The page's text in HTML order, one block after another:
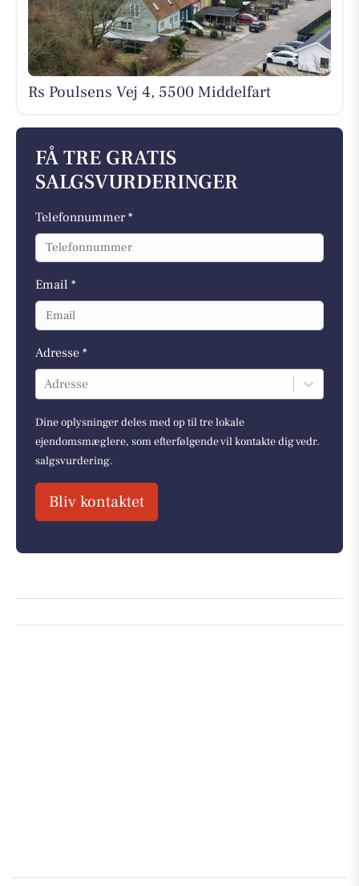
Rs Poulsens Vej 4, 5500 Middelfart
FÅ TRE GRATIS
SALGSVURDERINGER
Telefonnummer *
Email *
Adresse *
Adresse
Dine oplysninger deles med op til tre lokale
ejendomsmæglere, som efterfølgende vil kontakte dig vedr.
salgsvurdering.
Bliv kontaktet